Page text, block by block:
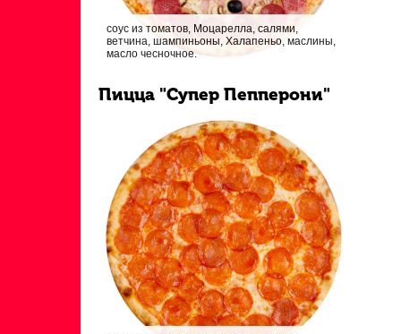
соус из томатов, Моцарелла, салями,
ветчина, шампиньоны, Халапеньо, маслины,
масло чесночное.
Пицца "Супер Пепперони"